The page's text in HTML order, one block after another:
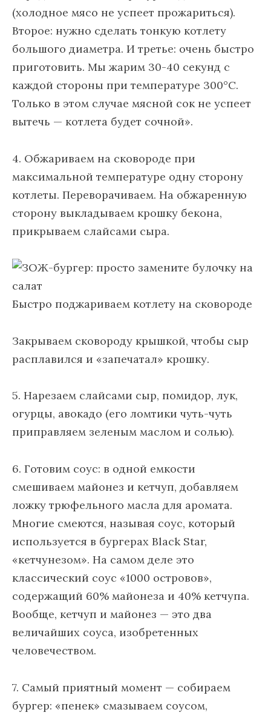
(холодное мясо не успеет прожариться).
Второе: нужно сделать тонкую котлету
большого диаметра. И третье: очень быстро
приготовить. Мы жарим 30-40 секунд с
каждой стороны при температуре 300°C.
Только в этом случае мясной сок не успеет
вытечь — котлета будет сочной».
4. Обжариваем на сковороде при
максимальной температуре одну сторону
котлеты. Переворачиваем. На обжаренную
сторону выкладываем крошку бекона,
прикрываем слайсами сыра.
Быстро поджариваем котлету на сковороде
Закрываем сковороду крышкой, чтобы сыр
расплавился и «запечатал» крошку.
5. Нарезаем слайсами сыр, помидор, лук,
огурцы, авокадо (его ломтики чуть-чуть
приправляем зеленым маслом и солью).
6. Готовим соус: в одной емкости
смешиваем майонез и кетчуп, добавляем
ложку трюфельного масла для аромата.
Многие смеются, называя соус, который
используется в бургерах Black Star,
«кетчунезом». На самом деле это
классический соус «1000 островов»,
содержащий 60% майонеза и 40% кетчупа.
Вообще, кетчуп и майонез — это два
величайших соуса, изобретенных
человечеством.
7. Самый приятный момент — собираем
бургер: «пенек» смазываем соусом,